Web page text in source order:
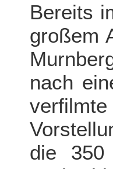
Bereits
großem
nach
die 350